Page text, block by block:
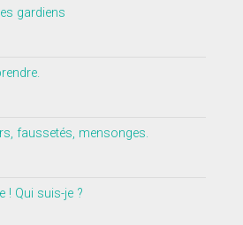
gardiens
faussetés, mensonges.
! Qui suis-je ?